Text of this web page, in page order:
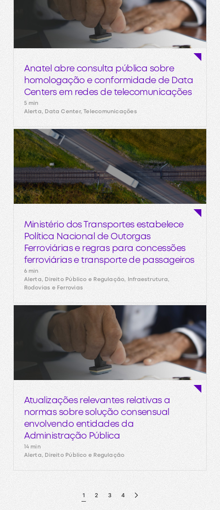
Anatel abre consulta pública sobre
homologação e conformidade de Data
Centers em redes de telecomunicações
5 min
Alerta, Data Center, Telecomunicações
Ministério dos Transportes estabelece
Política Nacional de Outorgas
Ferroviárias e regras para concessões
ferroviárias e transporte de passageiros
6 min
Alerta, Direito Público e Regulação, Infraestrutura,
Rodovias e Ferrovias
Atualizações relevantes relativas a
normas sobre solução consensual
envolvendo entidades da
Administração Pública
14 min
Alerta, Direito Público e Regulação
1 2 3 4